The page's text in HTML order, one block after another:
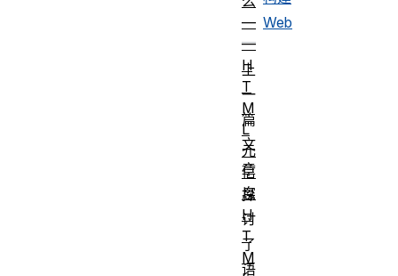
Web
上
一
篇
文
章
探
讨
了
语
—
—
H
T
M
L
元
信
息
H
T
M